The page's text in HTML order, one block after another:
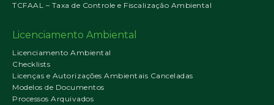
TCFAAL – Taxa de Controle e Fiscalização Ambiental
Licenciamento Ambiental
Licenciamento Ambiental
Checklists
Licenças e Autorizações Ambientais Canceladas
Modelos de Documentos
Processos Arquivados